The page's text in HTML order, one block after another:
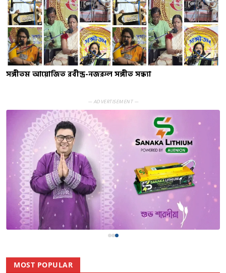
সঙ্গীতম আয়োজিত রবীন্দ্র-নজরুল সঙ্গীত সন্ধ্যা
— ADVERTISEMENT —
MOST POPULAR